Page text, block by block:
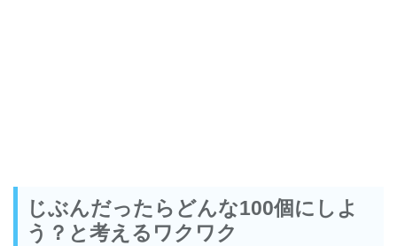
じぶんだったらどんな100個にしよ
う？と考えるワクワク